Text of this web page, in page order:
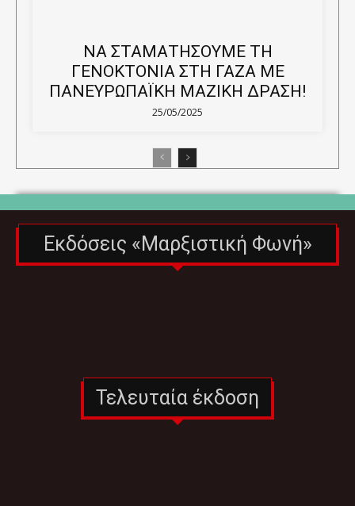
ΝΑ ΣΤΑΜΑΤΗΣΟΥΜΕ ΤΗ
ΓΕΝΟΚΤΟΝΙΑ ΣΤΗ ΓΑΖΑ ΜΕ
ΠΑΝΕΥΡΩΠΑΪΚΗ ΜΑΖΙΚΗ ΔΡΑΣΗ!
25/05/2025
Εκδόσεις «Μαρξιστική Φωνή»
Τελευταία έκδοση